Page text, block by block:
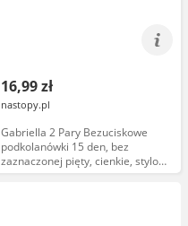
16,99 zł
nastopy.pl
Gabriella 2 Pary Bezuciskowe
podkolanówki 15 den, bez
zaznaczonej pięty, cienkie, stylowe
Rozmiar UNI Kolor czarny